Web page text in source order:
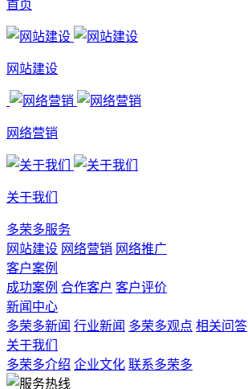
首页
网站建设
网络营销
关于我们
多荣多服务
网站建设 网络营销 网络推广
客户案例
成功案例 合作客户 客户评价
新闻中心
多荣多新闻 行业新闻 多荣多观点 相关问答
关于我们
多荣多介绍 企业文化 联系多荣多